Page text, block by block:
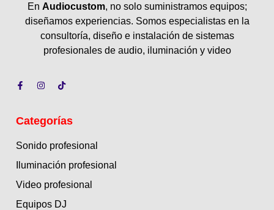
En Audiocustom, no solo suministramos equipos;
diseñamos experiencias. Somos especialistas en la
consultoría, diseño e instalación de sistemas
profesionales de audio, iluminación y video
Categorías
Sonido profesional
Iluminación profesional
Video profesional
Equipos DJ